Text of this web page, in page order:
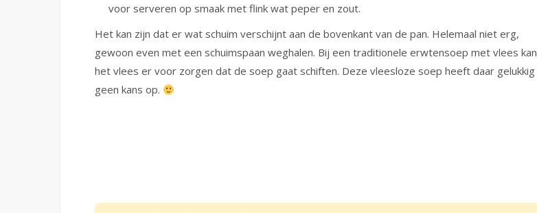
voor serveren op smaak met flink wat peper en zout.
Het kan zijn dat er wat schuim verschijnt aan de bovenkant van de pan. Helemaal niet erg,
gewoon even met een schuimspaan weghalen. Bij een traditionele erwtensoep met vlees kan
het vlees er voor zorgen dat de soep gaat schiften. Deze vleesloze soep heeft daar gelukkig
geen kans op.